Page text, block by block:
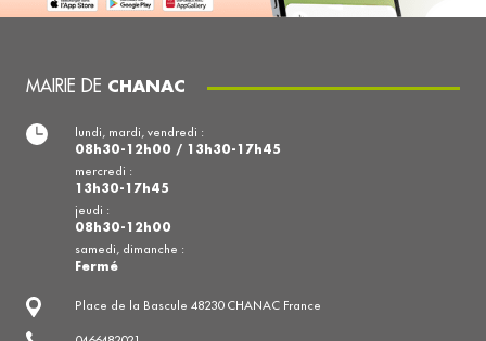
MAIRIE DE CHANAC
Place de la Bascule 48230 CHANAC France
lundi, mardi, vendredi :
08h30-12h00 / 13h30-17h45
mercredi :
13h30-17h45
jeudi :
08h30-12h00
samedi, dimanche :
Fermé